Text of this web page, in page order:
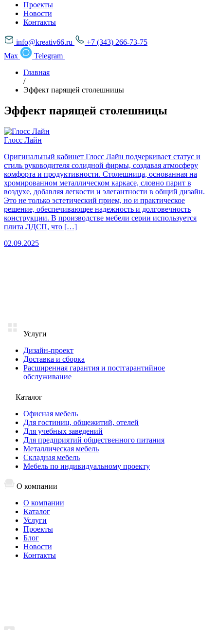
Проекты
Новости
Контакты
info@kreativ66.ru
+7 (343) 266-73-75
Max
Telegram
Главная
/
Эффект парящей столешницы
Эффект парящей столешницы
Глосс Лайн
Оригинальный кабинет Глосс Лайн подчеркивает статус и
стиль руководителя солидной фирмы, создавая атмосферу
комфорта и продуктивности. Столешница, основанная на
хромированном металлическом каркасе, словно парит в
воздухе, добавляя легкости и элегантности в общий дизайн.
Это не только эстетический прием, но и практическое
решение, обеспечивающее надежность и долговечность
конструкции. В производстве мебели серии используется
плита ЛДСП, что […]
02.09.2025
Услуги
Дизайн-проект
Доставка и сборка
Расширенная гарантия и постгарантийное
обслуживание
Каталог
Офисная мебель
Для гостиниц, общежитий, отелей
Для учебных заведений
Для предприятий общественного питания
Металлическая мебель
Складная мебель
Мебель по индивидуальному проекту
О компании
О компании
Каталог
Услуги
Проекты
Блог
Новости
Контакты